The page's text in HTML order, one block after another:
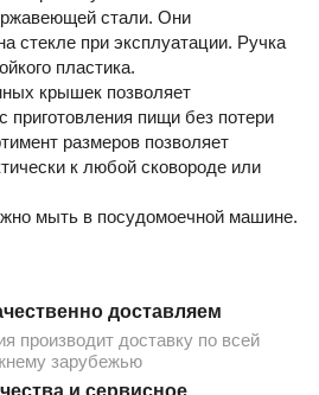
стали. Они
стекле при эксплуатации. Ручка
пластика.
крышек позволяет
приготовления пищи без потери
размеров позволяет
к любой сковороде или
мыть в посудомоечной машине.
доставляем
производит доставку по всей
зарубежью
и сервисное